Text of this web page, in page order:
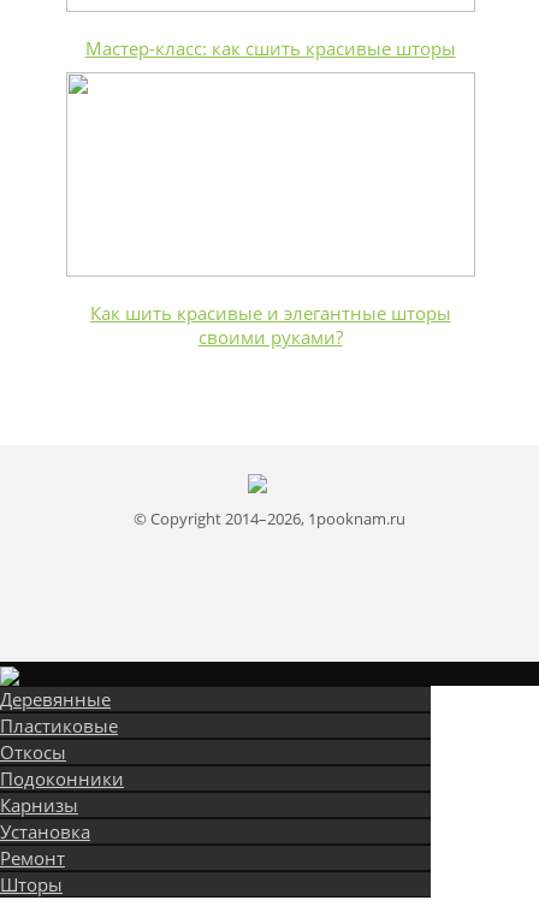
Мастер-класс: как сшить красивые шторы
Как шить красивые и элегантные шторы
своими руками?
© Copyright 2014–2026, 1pooknam.ru
Деревянные
Пластиковые
Откосы
Подоконники
Карнизы
Установка
Ремонт
Шторы